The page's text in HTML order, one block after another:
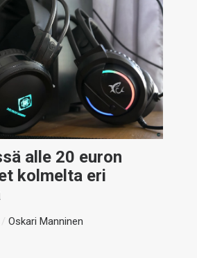
alle 20 euron
kolmelta eri
/Oskari Manninen